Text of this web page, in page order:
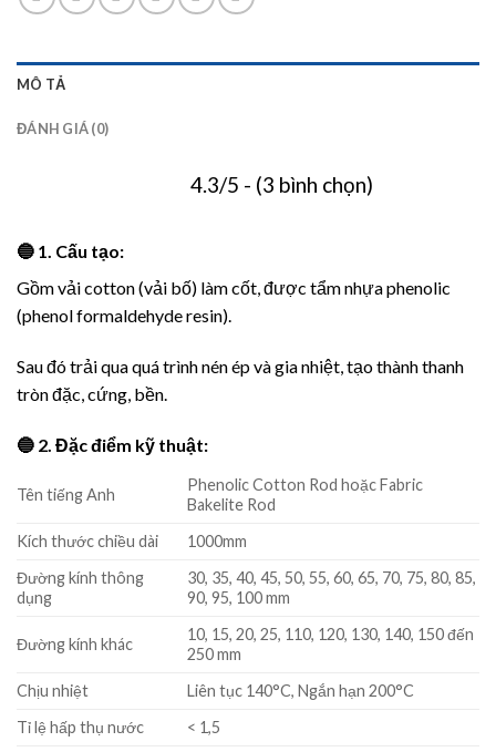
MÔ TẢ
ĐÁNH GIÁ (0)
4.3/5 - (3 bình chọn)
🔵 1. Cấu tạo:
Gồm vải cotton (vải bố) làm cốt, được tẩm nhựa phenolic
(phenol formaldehyde resin).
Sau đó trải qua quá trình nén ép và gia nhiệt, tạo thành thanh
tròn đặc, cứng, bền.
🔵 2. Đặc điểm kỹ thuật:
Tên tiếng Anh
Phenolic Cotton Rod hoặc Fabric
Bakelite Rod
Kích thước chiều dài
1000mm
Đường kính thông
dụng
30, 35, 40, 45, 50, 55, 60, 65, 70, 75, 80, 85,
90, 95, 100 mm
Đường kính khác
10, 15, 20, 25, 110, 120, 130, 140, 150 đến
250 mm
Chịu nhiệt
Liên tục 140°C, Ngắn hạn 200°C
Tỉ lệ hấp thụ nước
< 1,5